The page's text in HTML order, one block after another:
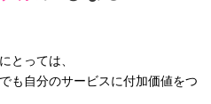
とっては、
も自分のサービスに付加価値をつ